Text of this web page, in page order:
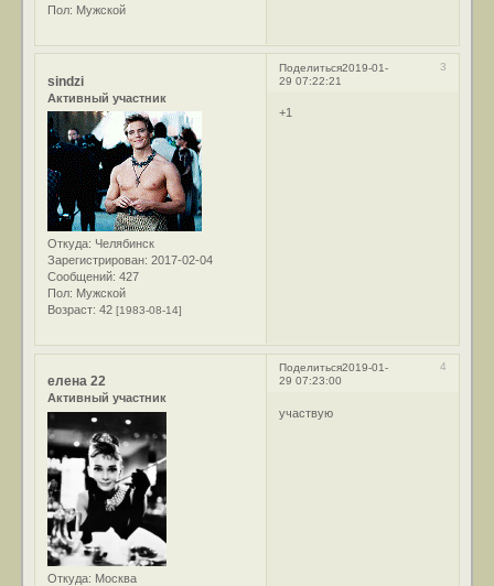
Пол: Мужской
Поделиться 3
2019-01-
29 07:22:21
sindzi
Активный участник
Откуда: Челябинск
Зарегистрирован: 2017-02-04
Сообщений: 427
Пол: Мужской
Возраст: 42[1983-08-14]
+1
Поделиться 4
2019-01-
29 07:23:00
елена 22
Активный участник
Откуда: Москва
участвую